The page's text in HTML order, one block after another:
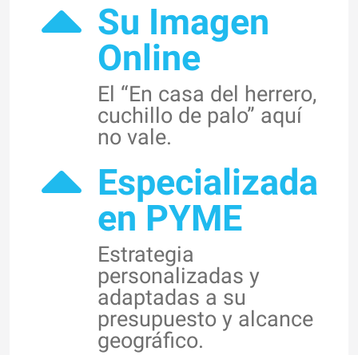
Su Imagen
Online
El “En casa del herrero,
cuchillo de palo” aquí
no vale.
Especializada
en PYME
Estrategia
personalizadas y
adaptadas a su
presupuesto y alcance
geográfico.